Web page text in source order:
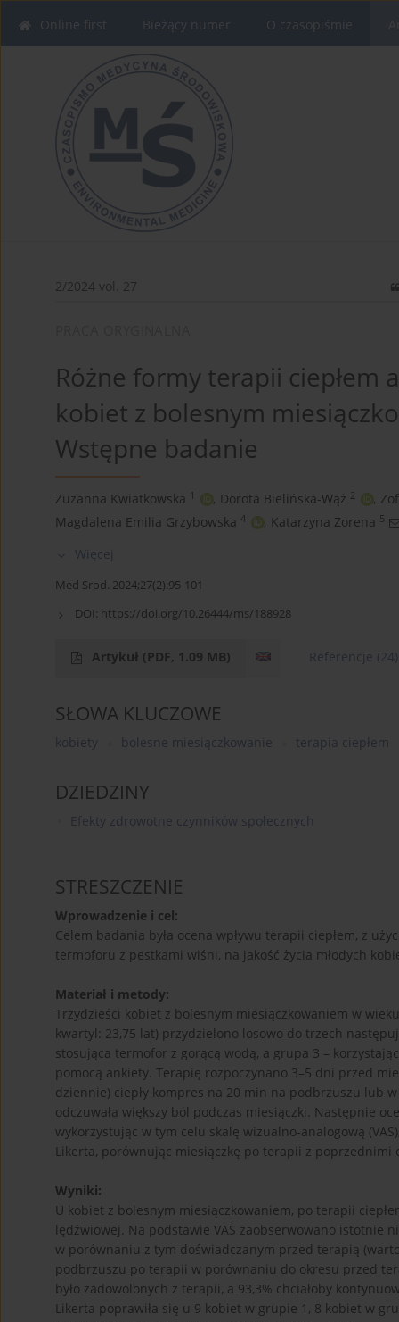
Online first Bieżący numer O czasopiśmie
2/2024 vol. 27
Różne formy terapii ciepłem
kobiet z bolesnym
Wstępne badanie
Zuzanna Kwiatkowska 1 , Dorota Bielińska-Wąż 2 ,
Magdalena Emilia Grzybowska 4 , Katarzyna Zorena 5
Więcej
Med Srod. 2024;27(2):95-101
DOI: https://doi.org/10.26444/ms/188928
Artykuł (PDF, 1.09 MB) Referencje (24)
SŁOWA KLUCZOWE
kobiety bolesne miesiączkowanie terapia ciepłem
DZIEDZINY
Efekty zdrowotne czynników społecznych
STRESZCZENIE
Wprowadzenie i cel:
Celem badania była ocena wpływu terapii ciepłem, z
termoforu z pestkami wiśni, na jakość życia młodych
Materiał i metody:
Trzydzieści kobiet z bolesnym miesiączkowaniem w
kwartyl: 23,75 lat) przydzielono losowo do trzech
stosująca termofor z gorącą wodą, a grupa 3 –
pomocą ankiety. Terapię rozpoczynano 3–5 dni przed
dziennie) ciepły kompres na 20 min na podbrzuszu lub
odczuwała większy ból podczas miesiączki. Następnie
wykorzystując w tym celu skalę wizualno-analogową
Likerta, porównując miesiączkę po terapii z poprzednimi
Wyniki:
U kobiet z bolesnym miesiączkowaniem, po terapii
lędźwiowej. Na podstawie VAS zaobserwowano istotnie
w porównaniu z tym doświadczanym przed terapią
podbrzuszu po terapii w porównaniu do okresu przed
było zadowolonych z terapii, a 93,3% chciałoby
Likerta poprawiła się u 9 kobiet w grupie 1, 8 kobiet w